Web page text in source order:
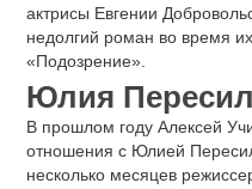
актрисы Евгении
недолгий роман во время
«Подозрение».
Юлия
В прошлом году Алексей
отношения с Юлией
несколько месяцев